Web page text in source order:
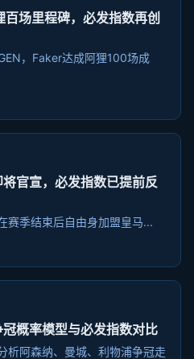
场里程碑，必发指数再创
，Faker达成阿狸100场成
官宣，必发指数已提前反
赛季结束后自由身加盟皇马...
概率模型与必发指数对比
析阿森纳、曼城、利物浦争冠走